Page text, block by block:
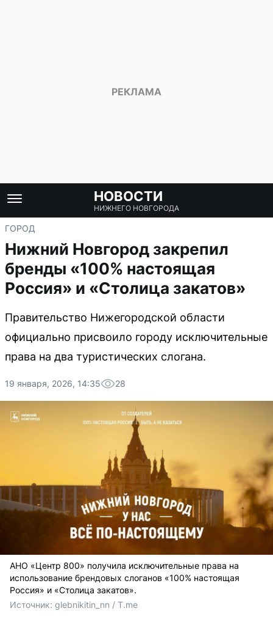
НОВОСТИ
НИЖНЕГО НОВГОРОДА
ГОРОД
Нижний Новгород закрепил
бренды «100% настоящая
Россия» и «Столица закатов»
Правительство Нижегородской области
официально присвоило городу исключительные
права на два туристических слогана.
19 января, 2026, 14:35 28
АНО «Центр 800» получила исключительные права на
использование брендовых слоганов «100% настоящая
Россия» и «Столица закатов».
Источник: glebnikitin_nn / T.me